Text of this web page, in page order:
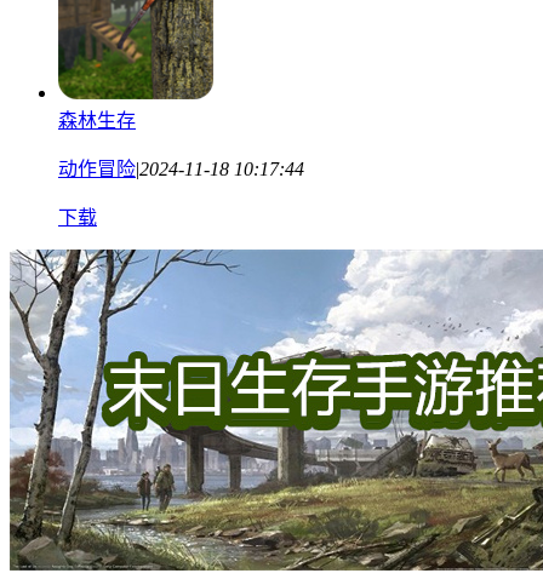
森林生存
动作冒险|2024-11-18 10:17:44
下载